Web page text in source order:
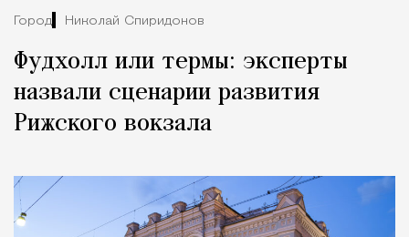
Город Николай Спиридонов
Фудхолл или термы: эксперты
назвали сценарии развития
Рижского вокзала